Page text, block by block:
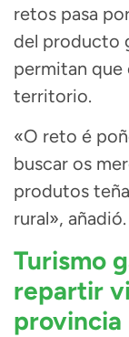
retos pasa
del producto
permitan que
territorio.
«O reto é
buscar os
produtos
rural», añadió.
Turismo
repartir
provincia